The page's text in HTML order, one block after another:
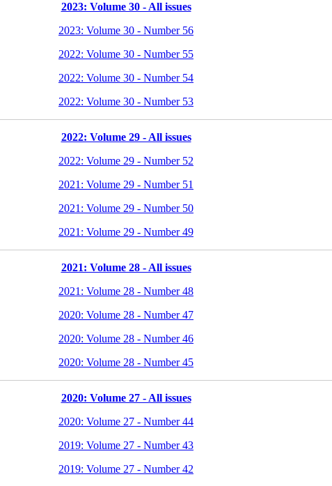
2023: Volume 30 - All issues
2023: Volume 30 - Number 56
2022: Volume 30 - Number 55
2022: Volume 30 - Number 54
2022: Volume 30 - Number 53
2022: Volume 29 - All issues
2022: Volume 29 - Number 52
2021: Volume 29 - Number 51
2021: Volume 29 - Number 50
2021: Volume 29 - Number 49
2021: Volume 28 - All issues
2021: Volume 28 - Number 48
2020: Volume 28 - Number 47
2020: Volume 28 - Number 46
2020: Volume 28 - Number 45
2020: Volume 27 - All issues
2020: Volume 27 - Number 44
2019: Volume 27 - Number 43
2019: Volume 27 - Number 42